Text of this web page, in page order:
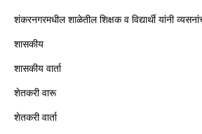
शंकरनगरमधील शाळेतील शिक्षक व विद्यार्थी यांनी
शासकीय
शासकीय वार्ता
शेतकरी वारू
शेतकरी वार्ता